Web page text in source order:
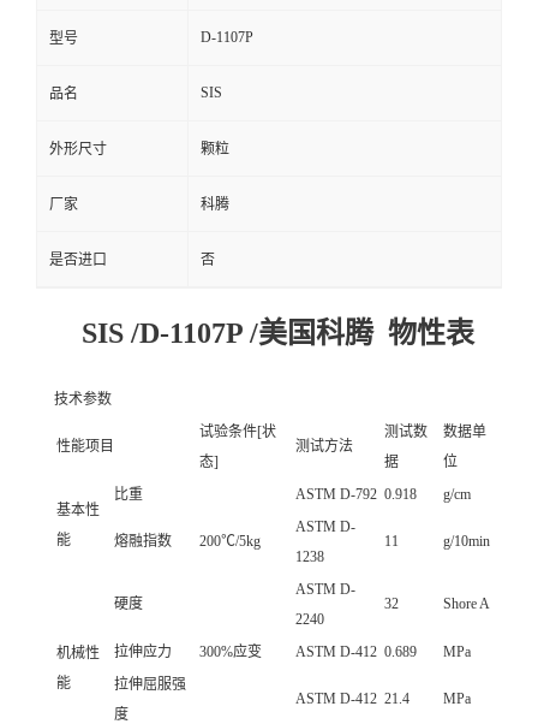
型号 D-1107P
品名 SIS
外形尺寸 颗粒
厂家 科腾
是否进口 否
SIS /D-1107P /美国科腾 物性表
技术参数
性能项目
试验条件[状
态]
测试方法
测试数
据
数据单
位
基本性
能
比重 ASTM D-792 0.918 g/cm
熔融指数 200℃/5kg
ASTM D-
1238
11 g/10min
机械性
能
硬度
ASTM D-
2240
32 Shore A
拉伸应力 300%应变 ASTM D-412 0.689
MPa
拉伸屈服强
度
ASTM D-412 21.4 MPa